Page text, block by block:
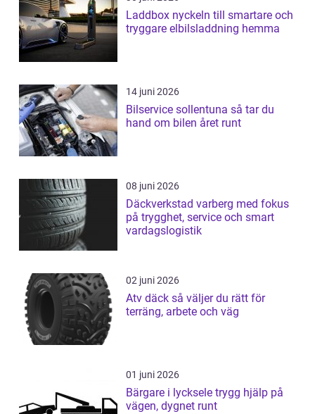
Laddbox nyckeln till smartare och
tryggare elbilsladdning hemma
14 juni 2026
Bilservice sollentuna så tar du
hand om bilen året runt
08 juni 2026
Däckverkstad varberg med fokus
på trygghet, service och smart
vardagslogistik
02 juni 2026
Atv däck så väljer du rätt för
terräng, arbete och väg
01 juni 2026
Bärgare i lycksele trygg hjälp på
vägen, dygnet runt